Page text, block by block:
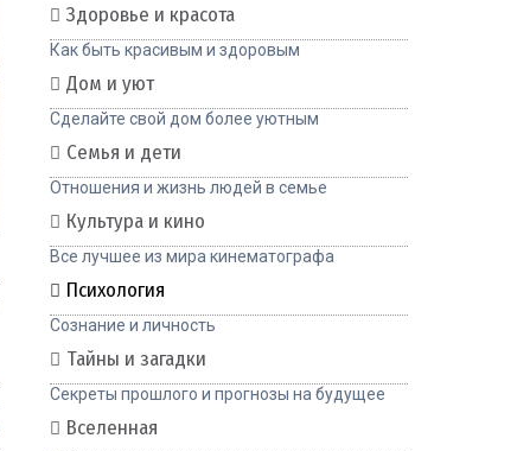
Здоровье и красота
Как быть красивым и здоровым
Дом и уют
Сделайте свой дом более уютным
Семья и дети
Отношения и жизнь людей в семье
Культура и кино
Все лучшее из мира кинематографа
Психология
Сознание и личность
Тайны и загадки
Секреты прошлого и прогнозы на будущее
Вселенная